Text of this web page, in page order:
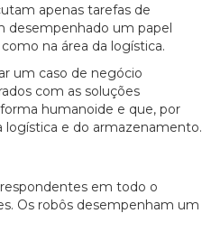
apenas tarefas de
desempenhado um papel
na área da logística.
um caso de negócio
com as soluções
humanoide e que, por
e do armazenamento.
em todo o
Os robôs desempenham um